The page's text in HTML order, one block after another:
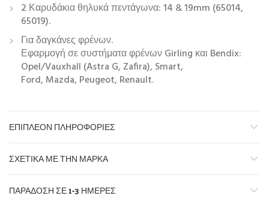
2 Καρυδάκια θηλυκά πεντάγωνα: 14 & 19mm (65014,
65019).
Για δαγκάνες φρένων.
Εφαρμογή σε συστήματα φρένων Girling και Bendix:
Opel/Vauxhall (Astra G, Zafira), Smart,
Ford, Mazda, Peugeot, Renault.
ΕΠΙΠΛΈΟΝ ΠΛΗΡΟΦΟΡΊΕΣ
ΣΧΕΤΙΚΆ ΜΕ ΤΗΝ ΜΆΡΚΑ
ΠΑΡΆΔΟΣΗ ΣΕ 1-3 ΗΜΈΡΕΣ